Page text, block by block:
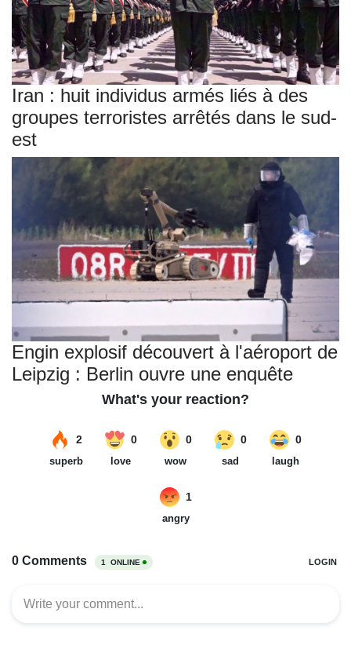
Iran : huit individus armés liés à des
groupes terroristes arrêtés dans le sud-
est
Engin explosif découvert à l'aéroport de
Leipzig : Berlin ouvre une enquête